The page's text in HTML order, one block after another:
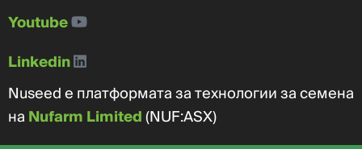
Youtube
Linkedin
Nuseed е платформата за технологии за семена
наNufarm Limited(NUF:ASX)